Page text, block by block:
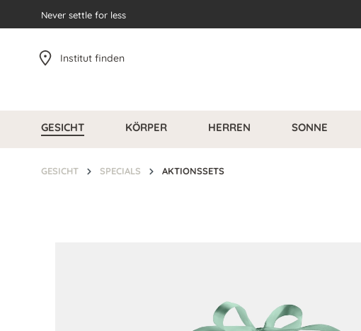
Zur Hauptnavigation springen
Never settle for less
Institut finden
GESICHT KÖRPER HERREN SONNE
GESICHT SPECIALS AKTIONSSETS